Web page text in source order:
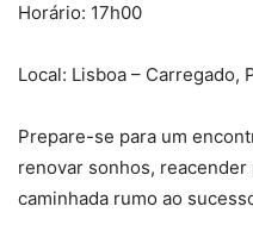
Horário: 17h00
Local: Lisboa – Carregado,
Prepare-se para um
renovar sonhos,
caminhada rumo ao